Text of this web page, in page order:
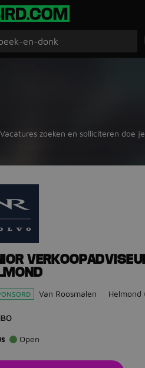
zoeken en solliciteren doe
Van Roosmalen Helmond
Open